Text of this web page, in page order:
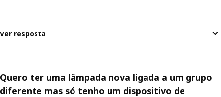
Ver resposta
Quero ter uma lâmpada nova ligada a um grupo
diferente mas só tenho um dispositivo de